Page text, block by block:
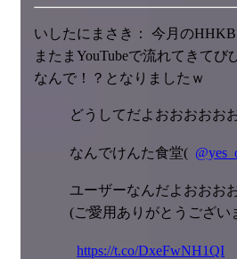
いしたにまさき： 今月の
またまYouTubeで流れてきてび
なんで！？となりましたｗ
どうしてだよおおおおお
なんでけんた食堂(
ユーザーなんだよおおお
(ご愛用ありがとうござい
https://t.co/DxeFwNH1QI